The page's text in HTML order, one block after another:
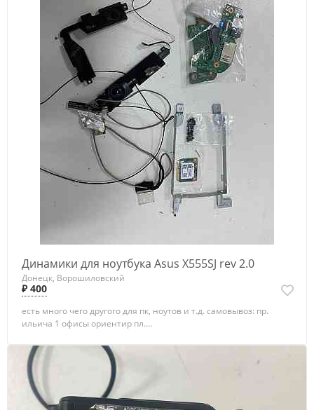
Динамики для ноутбука Asus X555SJ rev 2.0
Донецк, Ворошиловский
₽ 400
есть много чего другого для пк, ноутов и т.д. самовывоз: пр.
ильича 1 офисы ориентир пл....